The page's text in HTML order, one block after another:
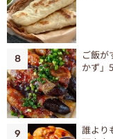
ご飯が
かず」
誰より